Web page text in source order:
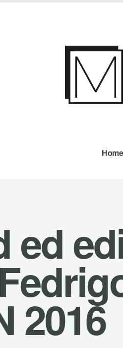
Home
ed
2016